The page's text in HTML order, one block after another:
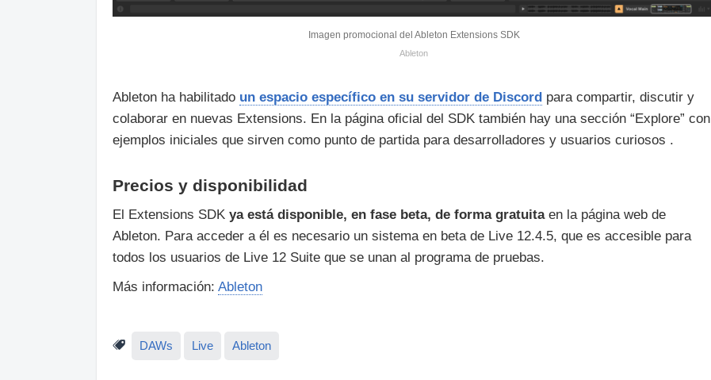
Imagen promocional del Ableton Extensions SDK
Ableton
Ableton ha habilitado un espacio específico en su servidor de Discord para compartir, discutir y
colaborar en nuevas Extensions. En la página oficial del SDK también hay una sección “Explore” con
ejemplos iniciales que sirven como punto de partida para desarrolladores y usuarios curiosos .
Precios y disponibilidad
El Extensions SDK ya está disponible, en fase beta, de forma gratuitaen la página web de
Ableton. Para acceder a él es necesario un sistema en beta de Live 12.4.5, que es accesible para
todos los usuarios de Live 12 Suite que se unan al programa de pruebas.
Más información: Ableton
DAWs Live Ableton